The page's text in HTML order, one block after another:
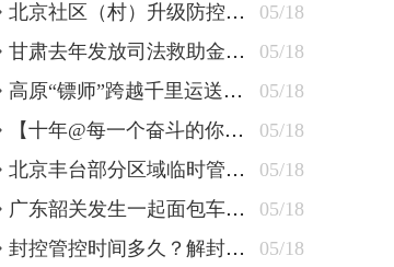
05/18
北京社区（村）升级防控措施 24小时卡口值守查验48小时核酸
05/18
甘肃去年发放司法救助金逾1300万元 防止当事人“因案致贫”
05/18
高原“镖师”跨越千里运送钢轨
05/18
【十年@每一个奋斗的你】蒙古族刺绣匠人：指尖飞花 “绣”出农牧民美好新生活
05/18
北京丰台部分区域临时管控 原则上“足不出户”杜绝聚集
05/18
广东韶关发生一起面包车坠水事件 车上10人全部遇难
05/18
封控管控时间多久？解封条件有哪些？北京疾控详解